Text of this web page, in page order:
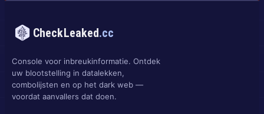
CheckLeaked.cc
Console voor inbreukinformatie. Ontdek
uw blootstelling in datalekken,
combolijsten en op het dark web —
voordat aanvallers dat doen.